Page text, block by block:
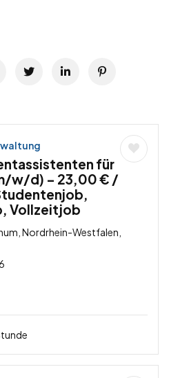
für
w/d) – 23,00 € /
Vollzeitjob
Nordrhein-Westfalen,